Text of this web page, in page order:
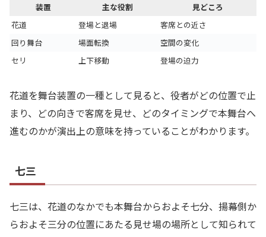
装置 主な役割
見どころ
花道
登場と退場
客席との近さ
回り舞台
場面転換
空間の変化
セリ
上下移動 登場の迫力
花道を舞台装置の一種として見ると、役者がどの位置で止
まり、どの向きで客席を見せ、どのタイミングで本舞台へ
進むのかが演出上の意味を持っていることがわかります。
七三
七三は、花道のなかでも本舞台からおよそ七分、揚幕側か
らおよそ三分の位置にあたる見せ場の場所として知られて